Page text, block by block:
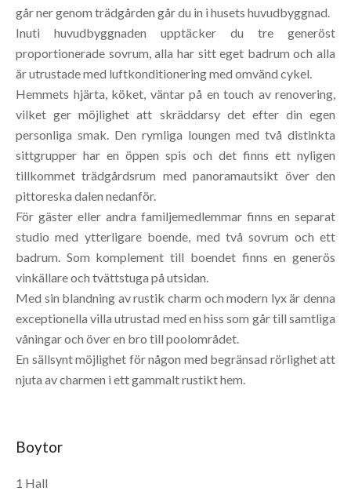
går ner genom trädgården går du in i husets huvudbyggnad.
Inuti huvudbyggnaden upptäcker du tre generöst
proportionerade sovrum, alla har sitt eget badrum och alla
är utrustade med luftkonditionering med omvänd cykel.
Hemmets hjärta, köket, väntar på en touch av renovering,
vilket ger möjlighet att skräddarsy det efter din egen
personliga smak. Den rymliga loungen med två distinkta
sittgrupper har en öppen spis och det finns ett nyligen
tillkommet trädgårdsrum med panoramautsikt över den
pittoreska dalen nedanför.
För gäster eller andra familjemedlemmar finns en separat
studio med ytterligare boende, med två sovrum och ett
badrum. Som komplement till boendet finns en generös
vinkällare och tvättstuga på utsidan.
Med sin blandning av rustik charm och modern lyx är denna
exceptionella villa utrustad med en hiss som går till samtliga
våningar och över en bro till poolområdet.
En sällsynt möjlighet för någon med begränsad rörlighet att
njuta av charmen i ett gammalt rustikt hem.
Boytor
1 Hall